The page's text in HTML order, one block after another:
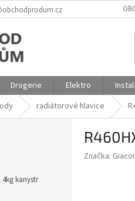
Drogerie Elektro
radiátorové hlavice
kanystr
Značka: